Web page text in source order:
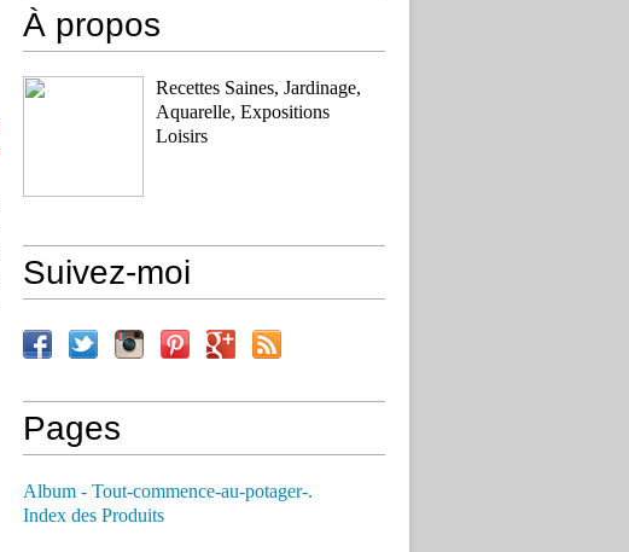
À propos
Recettes Saines, Jardinage,
Aquarelle, Expositions
Loisirs
Suivez-moi
Pages
Album - Tout-commence-au-potager-.
Index des Produits